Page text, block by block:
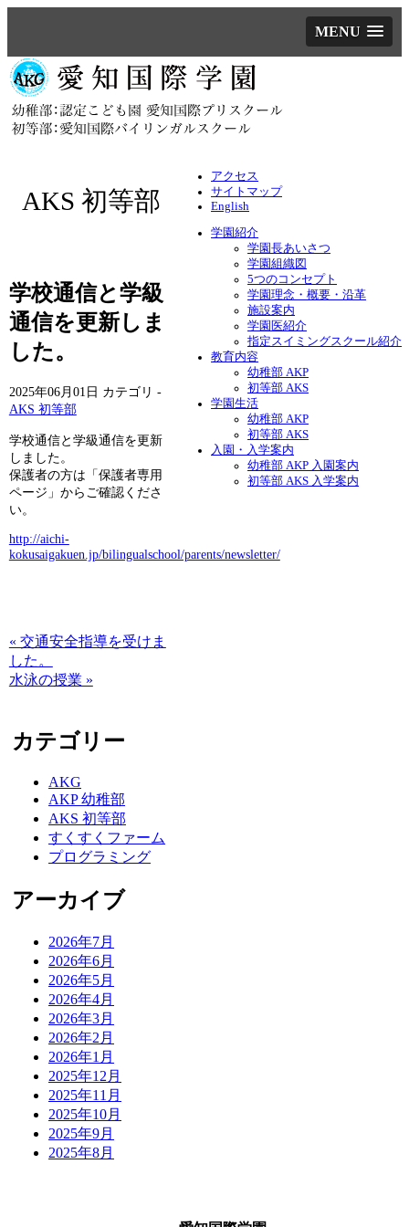
MENU
アクセス
サイトマップ
English
学園紹介
学園長あいさつ
学園組織図
5つのコンセプト
学園理念・概要・沿革
施設案内
学園医紹介
指定スイミングスクール紹介
教育内容
幼稚部 AKP
初等部 AKS
学園生活
幼稚部 AKP
初等部 AKS
入園・入学案内
幼稚部 AKP 入園案内
初等部 AKS 入学案内
AKS 初等部
学校通信と学級
通信を更新しま
した。
2025年06月01日 カテゴリ -
AKS 初等部
学校通信と学級通信を更新
しました。
保護者の方は「保護者専用
ページ」からご確認くださ
い。
http://aichi-
kokusaigakuen.jp/bilingualschool/parents/newsletter/
« 交通安全指導を受けま
した。
水泳の授業 »
カテゴリー
AKG
AKP 幼稚部
AKS 初等部
すくすくファーム
プログラミング
アーカイブ
2026年7月
2026年6月
2026年5月
2026年4月
2026年3月
2026年2月
2026年1月
2025年12月
2025年11月
2025年10月
2025年9月
2025年8月